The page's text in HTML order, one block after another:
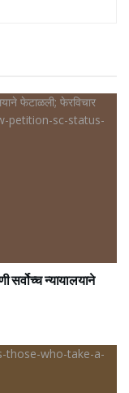
सर्वोच्च न्यायालयाने